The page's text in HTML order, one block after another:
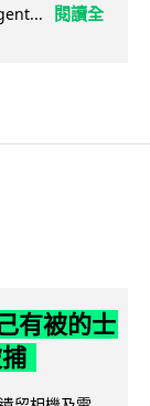
閱讀全
有被的士